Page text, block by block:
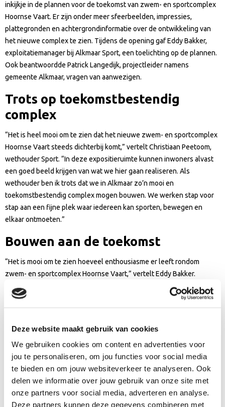
Deze website maakt gebruik van cookies
We gebruiken cookies om content en advertenties voor
jou te personaliseren, om jou functies voor social media
te bieden en om jouw websiteverkeer te analyseren. Ook
delen we informatie over jouw gebruik van onze site met
onze partners voor social media, adverteren en analyse.
Deze partners kunnen deze gegevens combineren met
inkijkje in de plannen voor de toekomst van zwem- en sportcomplex
Hoornse Vaart. Er zijn onder meer sfeerbeelden, impressies,
plattegronden en achtergrondinformatie over de ontwikkeling van
het nieuwe complex te zien. Tijdens de opening gaf Eddy Bakker,
exploitatiemanager bij Alkmaar Sport, een toelichting op de plannen.
Ook beantwoordde Patrick Langedijk, projectleider namens
gemeente Alkmaar, vragen van aanwezigen.
Trots op toekomstbestendig
complex
“Het is heel mooi om te zien dat het nieuwe zwem- en sportcomplex
Hoornse Vaart steeds dichterbij komt,” vertelt Christiaan Peetoom,
wethouder Sport. “In deze expositieruimte kunnen inwoners alvast
een goed beeld krijgen van wat we hier gaan realiseren. Als
wethouder ben ik trots dat we in Alkmaar zo’n mooi en
toekomstbestendig complex mogen bouwen. We werken stap voor
stap aan een fijne plek waar iedereen kan sporten, bewegen en
elkaar ontmoeten.”
Bouwen aan de toekomst
“Het is mooi om te zien hoeveel enthousiasme er leeft rondom
zwem- en sportcomplex Hoornse Vaart,” vertelt Eddy Bakker.
“Gedurende de bouw gaan we in de ruimte regelmatig verschillende
thema’s uitlichten, zoals duurzaamheid, materiaalgebruik, flora en
fauna en mogelijke tijdelijke overlast. Zo houden we bezoekers
benadrukt dat zwem- en sportcomplex Hoornse Vaart ook tijdens de
bouw gewoon geopend blijft. “Dat vinden we belangrijk. We bouwen
aan het grootste en leukste zwembad van Noord-Holland, maar
blijven ondertussen doen waar Hoornse Vaart al jaren sterk in is:
ruime openingstijden, toegankelijk blijven en sporten en zwemmen
betaalbaar houden voor onze bezoekers.”